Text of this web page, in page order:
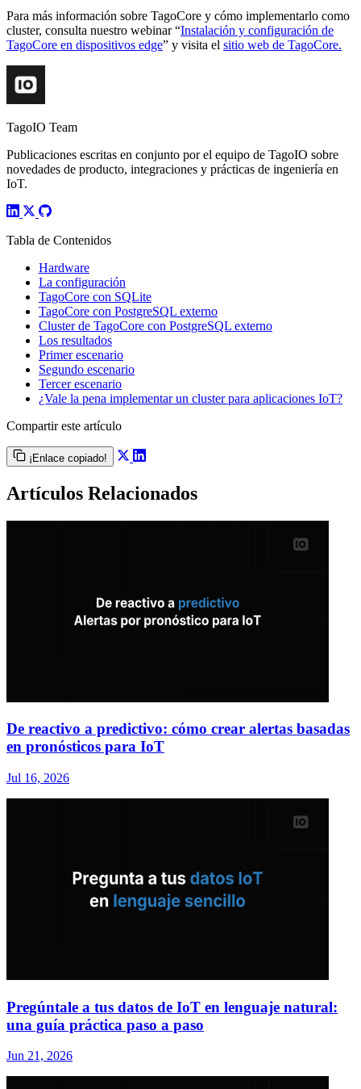
Para más información sobre TagoCore y cómo implementarlo como
cluster, consulta nuestro webinar “Instalación y configuración de
TagoCore en dispositivos edge” y visita el sitio web de TagoCore.
TagoIO Team
Publicaciones escritas en conjunto por el equipo de TagoIO sobre
novedades de producto, integraciones y prácticas de ingeniería en
IoT.
Tabla de Contenidos
Hardware
La configuración
TagoCore con SQLite
TagoCore con PostgreSQL externo
Cluster de TagoCore con PostgreSQL externo
Los resultados
Primer escenario
Segundo escenario
Tercer escenario
¿Vale la pena implementar un cluster para aplicaciones IoT?
Compartir este artículo
¡Enlace copiado!
Artículos Relacionados
De reactivo a predictivo: cómo crear alertas basadas
en pronósticos para IoT
Jul 16, 2026
Pregúntale a tus datos de IoT en lenguaje natural:
una guía práctica paso a paso
Jun 21, 2026